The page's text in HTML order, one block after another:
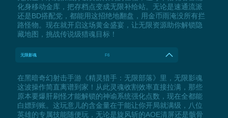
化身移动金库，把存档点变成无限补给站。无论是速通流派
还是BD搭配党，都能用这招绝地翻盘，用金币雨淹没所有拦
路怪物。现在就开启这场黄金盛宴，让无限资源助你解锁隐
藏地图，挑战传说级猎魂目标！
无限影魂 F6
在黑暗奇幻射击手游《精灵猎手：无限部落》里，无限影魂
这波操作简直离谱到家！从此灵魂收割效率直接拉满，那些
原本要爆肝刷怪才能解锁的神谕系统强化点数，现在全都能
白嫖到账。这玩意儿的含金量在于能让你开局就满级，八位
英雄的专属技能随便玩，无论是旋风斩的AOE清屏还是骸骨